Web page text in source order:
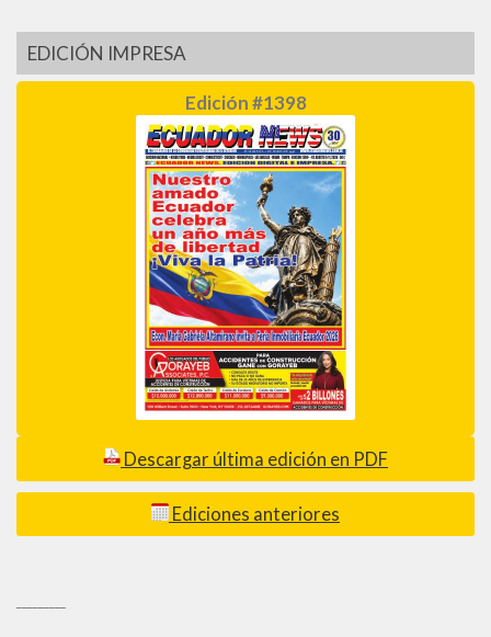
EDICIÓN IMPRESA
Edición #1398
Descargar última edición en PDF
Ediciones anteriores